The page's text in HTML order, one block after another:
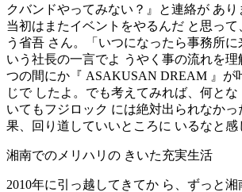
クバンドやってみない？』と連絡が あり
当初はまたイベントをやるんだ と思っ
う省吾 さん。「いつになったら事務所に
いう社長の一言でよ うやく事の流れを
つの間にか『 ASAKUSAN DREAM 』が
じで したよ。でも考えてみれば、何と
いてもフジロック には絶対出られなか
果、回り道していいところに いるなと感
湘南でのメリハリの きいた充実生活
2010年に引っ越してきてか ら、ずっと湘